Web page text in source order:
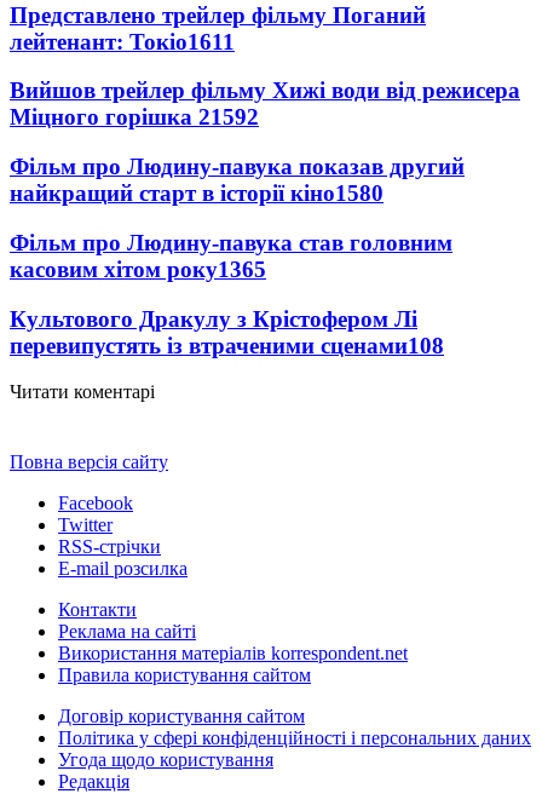
Представлено трейлер фільму Поганий
лейтенант: Токіо1611
Вийшов трейлер фільму Хижі води від режисера
Міцного горішка 21592
Фільм про Людину-павука показав другий
найкращий старт в історії кіно1580
Фільм про Людину-павука став головним
касовим хітом року1365
Культового Дракулу з Крістофером Лі
перевипустять із втраченими сценами108
Читати коментарі
Повна версія сайту
Facebook
Twitter
RSS-стрічки
E-mail розсилка
Контакти
Реклама на сайті
Використання матеріалів korrespondent.net
Правила користування сайтом
Договір користування сайтом
Політика у сфері конфіденційності і персональних даних
Угода щодо користування
Редакція